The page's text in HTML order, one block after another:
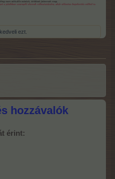
kedveli ezt.
hozzávalók
érint: